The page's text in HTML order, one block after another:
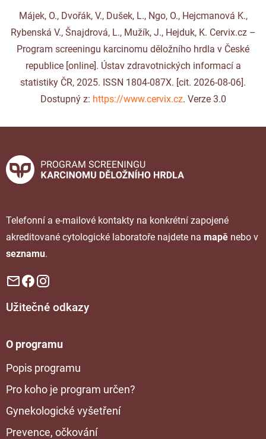
Májek, O., Dvořák, V., Dušek, L., Ngo, O., Hejcmanová K.,
Rybenská V., Šnajdrová, L., Mužík, J., Hejduk, K. Cervix.cz –
Program screeningu karcinomu děložního hrdla v České
republice [online]. Ústav zdravotnických informací a
statistiky ČR, 2025. ISSN 1804-087X. [cit. 2026-08-06].
Dostupný z: https://www.cervix.cz. Verze 3.0
Telefonní a e-mailové kontakty na konkrétní zapojené
akreditované cytologické laboratoře najdete na mapě nebo v
seznamu.
Užitečné odkazy
O programu
Popis programu
Pro koho je program určen?
Gynekologické vyšetření
Prevence, očkování